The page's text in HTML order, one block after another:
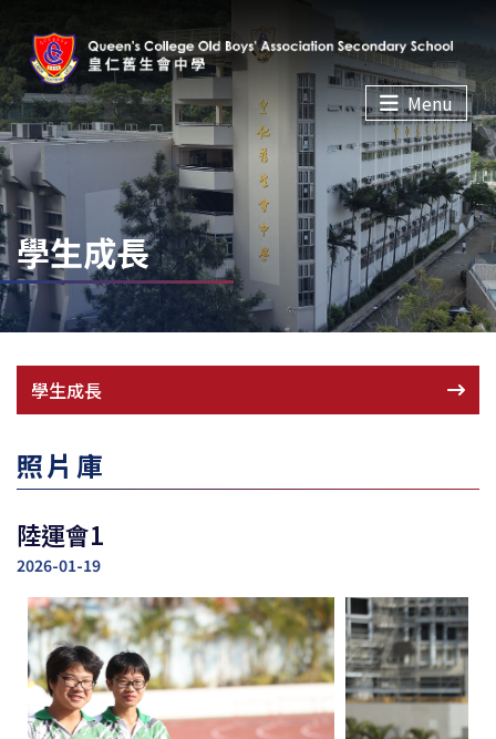
Menu
學生成長
學生成長
照片庫
陸運會1
2026-01-19